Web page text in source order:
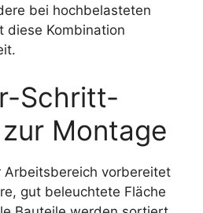
bei hochbelasteten
diese Kombination
Schritt-
Montage
Arbeitsbereich vorbereitet
gut beleuchtete Fläche